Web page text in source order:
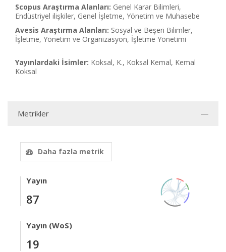
Scopus Araştırma Alanları: Genel Karar Bilimleri,
Endüstriyel ilişkiler, Genel İşletme, Yönetim ve Muhasebe
Avesis Araştırma Alanları: Sosyal ve Beşeri Bilimler,
İşletme, Yönetim ve Organizasyon, İşletme Yönetimi
Yayınlardaki İsimler: Koksal, K., Koksal Kemal, Kemal
Koksal
Metrikler
Daha fazla metrik
Yayın
87
Yayın (WoS)
19